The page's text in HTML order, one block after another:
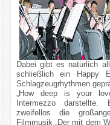
Dabei gibt es natürlich
schließlich ein Happy
Schlagzeugrhythmen
„How deep is your
Intermezzo darstellte.
zweifellos die
Filmmusik „Der mit dem